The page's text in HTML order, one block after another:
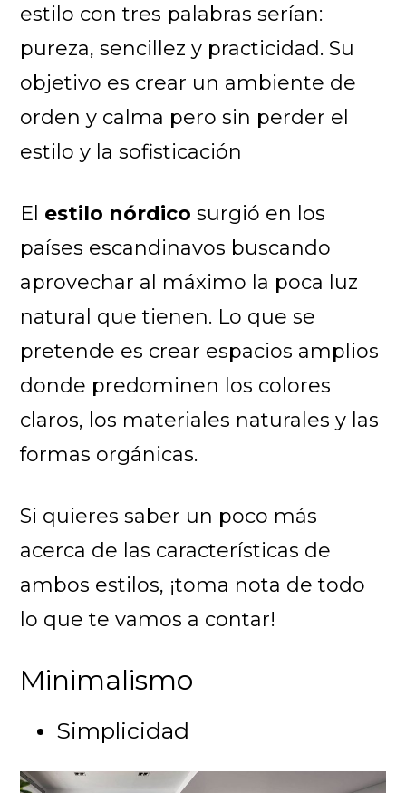
estilo con tres palabras serían:
pureza, sencillez y practicidad. Su
objetivo es crear un ambiente de
orden y calma pero sin perder el
estilo y la sofisticación
El estilo nórdico surgió en los
países escandinavos buscando
aprovechar al máximo la poca luz
natural que tienen. Lo que se
pretende es crear espacios amplios
donde predominen los colores
claros, los materiales naturales y las
formas orgánicas.
Si quieres saber un poco más
acerca de las características de
ambos estilos, ¡toma nota de todo
lo que te vamos a contar!
Minimalismo
Simplicidad